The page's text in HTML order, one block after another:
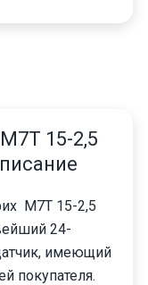
15-2,5
М7Т 15-2,5
24-
имеющий
покупателя.